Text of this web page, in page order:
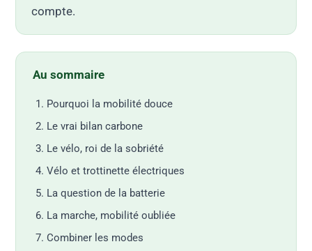
compte.
Au sommaire
Pourquoi la mobilité douce
Le vrai bilan carbone
Le vélo, roi de la sobriété
Vélo et trottinette électriques
La question de la batterie
La marche, mobilité oubliée
Combiner les modes